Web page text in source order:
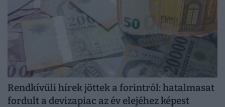
Rendkívüli hírek jöttek a forintról: hatalmasat
fordult a devizapiac az év elejéhez képest